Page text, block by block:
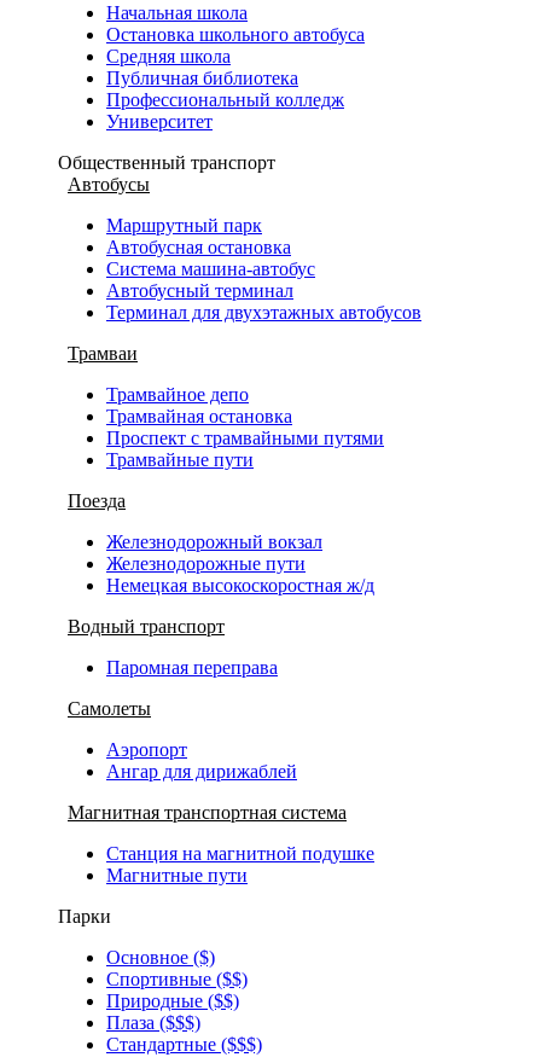
Начальная школа
Остановка школьного автобуса
Средняя школа
Публичная библиотека
Профессиональный колледж
Университет
Общественный транспорт
Автобусы
Маршрутный парк
Автобусная остановка
Система машина-автобус
Автобусный терминал
Терминал для двухэтажных автобусов
Трамваи
Трамвайное депо
Трамвайная остановка
Проспект с трамвайными путями
Трамвайные пути
Поезда
Железнодорожный вокзал
Железнодорожные пути
Немецкая высокоскоростная ж/д
Водный транспорт
Паромная переправа
Самолеты
Аэропорт
Ангар для дирижаблей
Магнитная транспортная система
Станция на магнитной подушке
Магнитные пути
Парки
Основное ($)
Спортивные ($$)
Природные ($$)
Плаза ($$$)
Стандартные ($$$)